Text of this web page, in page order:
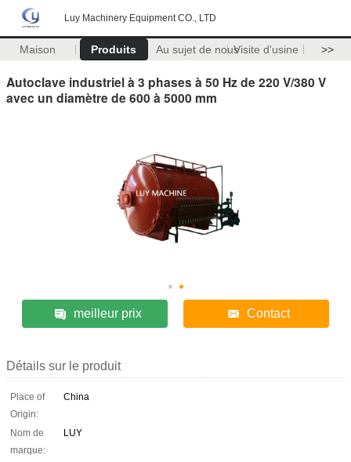
Luy Machinery Equipment CO., LTD
Maison Produits Au sujet de nousVisite d'usine >>
Autoclave industriel à 3 phases à 50 Hz de 220 V/380 V
avec un diamètre de 600 à 5000 mm
meilleur prix Contact
Détails sur le produit
Place of
Origin:
China
Nom de
marque:
LUY